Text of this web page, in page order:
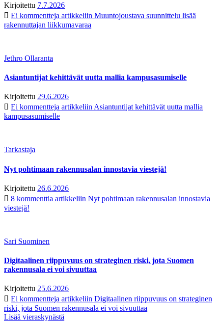
Kirjoitettu 7.7.2026
Ei kommentteja artikkeliin Muuntojoustava suunnittelu lisää
rakennuttajan liikkumavaraa
Jethro Ollaranta
Asiantuntijat kehittävät uutta mallia kampusasumiselle
Kirjoitettu 29.6.2026
Ei kommentteja artikkeliin Asiantuntijat kehittävät uutta mallia
kampusasumiselle
Tarkastaja
Nyt pohtimaan rakennusalan innostavia viestejä!
Kirjoitettu 26.6.2026
8 kommenttia artikkeliin Nyt pohtimaan rakennusalan innostavia
viestejä!
Sari Suominen
Digitaalinen riippuvuus on strateginen riski, jota Suomen
rakennusala ei voi sivuuttaa
Kirjoitettu 25.6.2026
Ei kommentteja artikkeliin Digitaalinen riippuvuus on strateginen
riski, jota Suomen rakennusala ei voi sivuuttaa
Lisää vieraskynästä